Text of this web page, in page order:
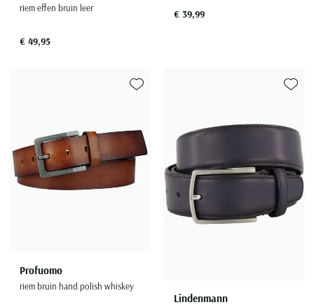
riem effen bruin leer
€ 49,95
€ 39,99
Profuomo
riem bruin hand polish whiskey
Lindenmann